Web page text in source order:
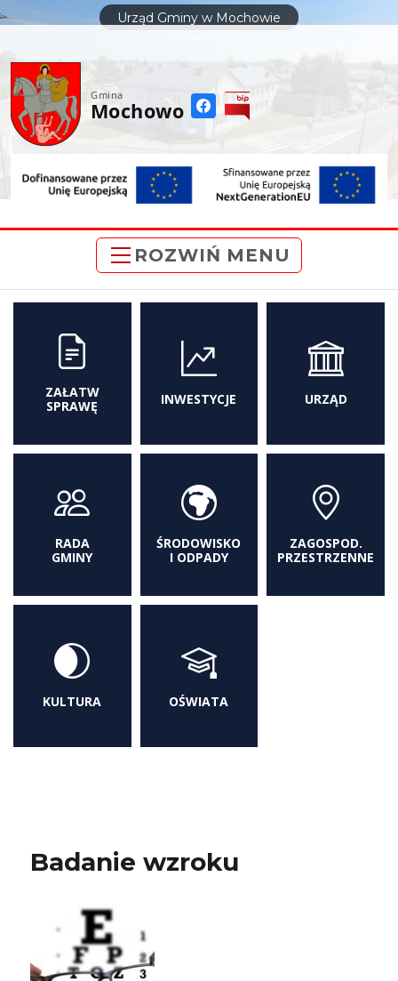
treści
Urząd Gminy w Mochowie
Gmina
Mochowo
ROZWIŃ MENU
ZAŁATW
SPRAWĘ
INWESTYCJE URZĄD
RADA
GMINY
ŚRODOWISKO
I ODPADY
ZAGOSPOD.
PRZESTRZENNE
KULTURA OŚWIATA
Badanie wzroku